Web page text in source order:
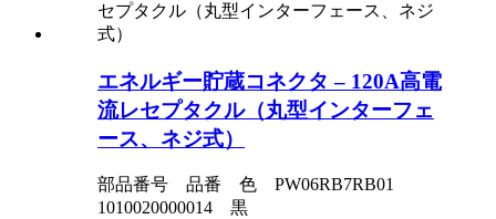
エネルギー貯蔵コネクタ – 120A高電
流レセプタクル（丸型インターフェ
ース、ネジ式）
部品番号 品番 色 PW06RB7RB01
1010020000014 黒